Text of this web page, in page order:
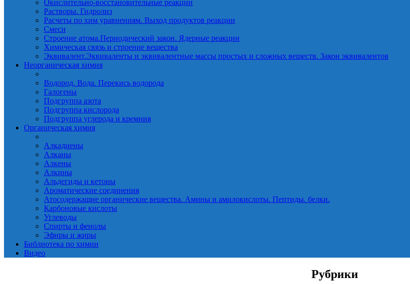
Окислительно-восстановительные реакции
Растворы. Гидролиз
Расчеты по хим уравнениям. Выход продуктов реакции
Смеси
Строение атома.Периодический закон. Ядерные реакции
Химическая связь и строение вещества
Эквивалент.Эквиваленты и эквивалентные массы простых и сложных веществ. Закон эквивалентов
Неорганическая химия
Водород. Вода. Перекись водорода
Галогены
Подгруппа азота
Подгруппа кислорода
Подгруппа углерода и кремния
Органическая химия
Алкадиены
Алканы
Алкены
Алкины
Альдегиды и кетоны
Ароматические соединения
Атосодержащие органические вещества. Амины и амилокислоты. Пептиды. белки.
Карбоновые кислоты
Углеводы
Спирты и фенолы
Эфиры и жиры
Библиотека по химии
Видео
Рубрики